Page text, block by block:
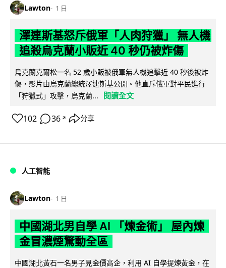
Lawton 1 日
澤連斯基怒斥俄軍「人肉狩獵」 無人機
追殺烏克蘭小販近 40 秒仍被炸傷
烏克蘭克爾松一名 52 歲小販被俄軍無人機追擊近 40 秒後被炸
傷，影片由烏克蘭總統澤連斯基公開。他直斥俄軍對平民進行
「狩獵式」攻擊，烏克蘭...
閱讀全文
102 36 ↗ 分享
人工智能
Lawton 1 日
中國湖北男自學 AI 「煉金術」 屋內煉
金冒濃煙驚動全區
中國湖北黃石一名男子見金價高企，利用 AI 自學提煉黃金，在